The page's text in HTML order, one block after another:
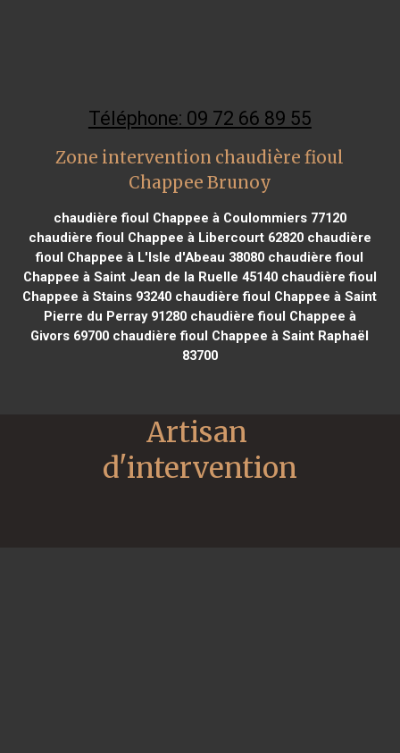
Téléphone: 09 72 66 89 55
Zone intervention chaudière fioul
Chappee Brunoy
chaudière fioul Chappee à Coulommiers 77120
chaudière fioul Chappee à Libercourt 62820chaudière
fioul Chappee à L'Isle d'Abeau 38080 chaudière fioul
Chappee à Saint Jean de la Ruelle 45140chaudière fioul
Chappee à Stains 93240 chaudière fioul Chappee à Saint
Pierre du Perray 91280chaudière fioul Chappee à
Givors 69700 chaudière fioul Chappee à Saint Raphaël
83700
Artisan
d'intervention